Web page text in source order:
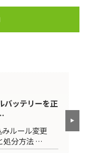
バッテリーを正
ルール変更
処分方法 …